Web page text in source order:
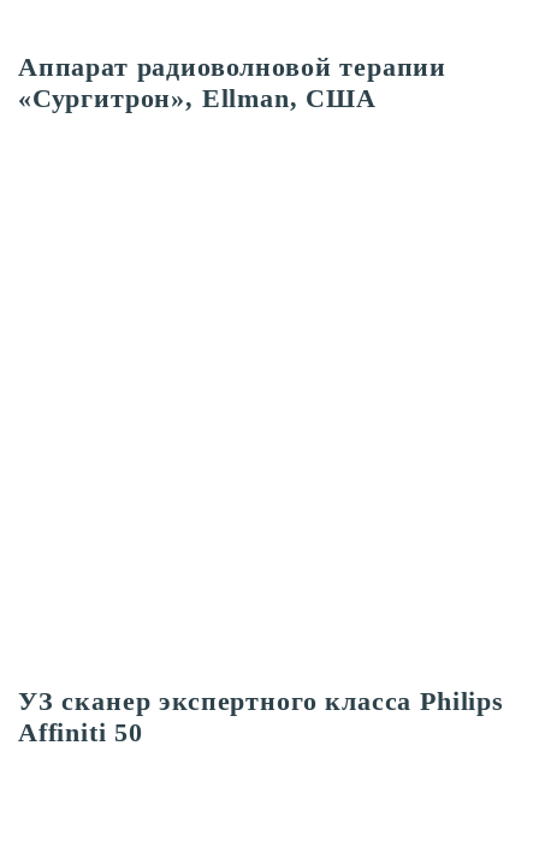
Аппарат радиоволновой терапии
«Сургитрон», Ellman, США
УЗ сканер экспертного класса Philips
Affiniti 50